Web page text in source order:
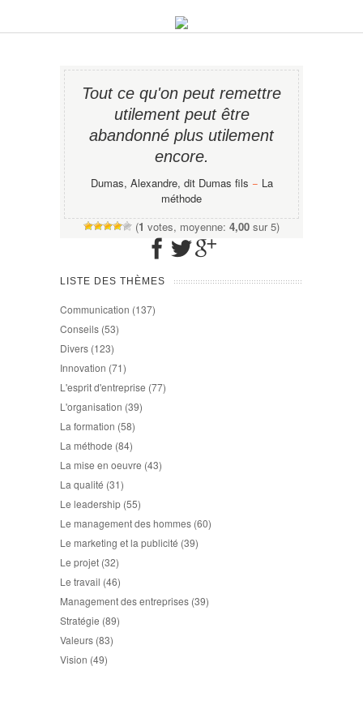
Tout ce qu'on peut remettre
utilement peut être
abandonné plus utilement
encore.
Dumas, Alexandre, dit Dumas fils − La
méthode
(1 votes, moyenne: 4,00 sur 5)
LISTE DES THÈMES
Communication (137)
Conseils (53)
Divers (123)
Innovation (71)
L'esprit d'entreprise (77)
L'organisation (39)
La formation (58)
La méthode (84)
La mise en oeuvre (43)
La qualité (31)
Le leadership (55)
Le management des hommes (60)
Le marketing et la publicité (39)
Le projet (32)
Le travail (46)
Management des entreprises (39)
Stratégie (89)
Valeurs (83)
Vision (49)